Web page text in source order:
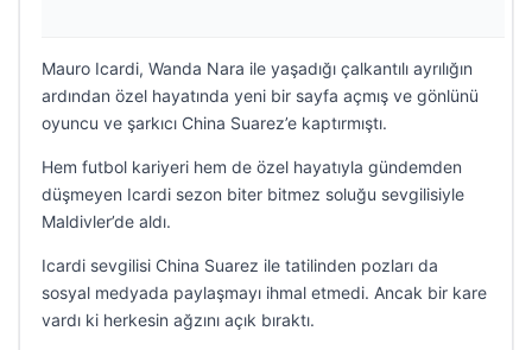
Mauro Icardi, Wanda Nara ile yaşadığı çalkantılı ayrılığın
ardından özel hayatında yeni bir sayfa açmış ve gönlünü
oyuncu ve şarkıcı China Suarez’e kaptırmıştı.
Hem futbol kariyeri hem de özel hayatıyla gündemden
düşmeyen Icardi sezon biter bitmez soluğu sevgilisiyle
Maldivler’de aldı.
Icardi sevgilisi China Suarez ile tatilinden pozları da
sosyal medyada paylaşmayı ihmal etmedi. Ancak bir kare
vardı ki herkesin ağzını açık bıraktı.